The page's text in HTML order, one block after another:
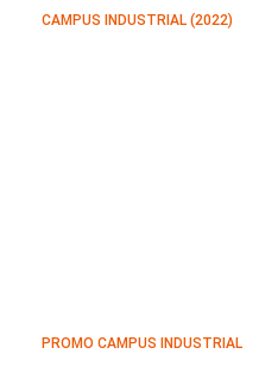
CAMPUS INDUSTRIAL (2022)
PROMO CAMPUS INDUSTRIAL